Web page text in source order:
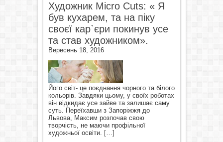
Художник Micro Cuts: « Я
був кухарем, та на піку
своєї кар`єри покинув усе
та став художником».
Вересень 18, 2016
Його світ- це поєднання чорного та білого
кольорів. Завдяки цьому, у своїх роботах
він відкидає усе зайве та залишає саму
суть. Переїхавши з Запоріжжя до
Львова, Максим розпочав свою
творчість, не маючи профільної
художньої освіти. […]